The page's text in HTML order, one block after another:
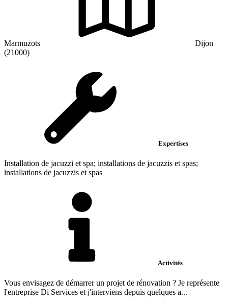
Marmuzots
Dijon
(21000)
Expertises
Installation de jacuzzi et spa; installations de jacuzzis et spas;
installations de jacuzzis et spas
Activités
Vous envisagez de démarrer un projet de rénovation ? Je représente
l'entreprise Di Services et j'interviens depuis quelques a...